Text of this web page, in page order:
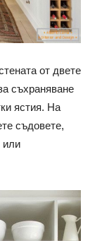
от двете
съхраняване
ястия. На
съдовете,
или